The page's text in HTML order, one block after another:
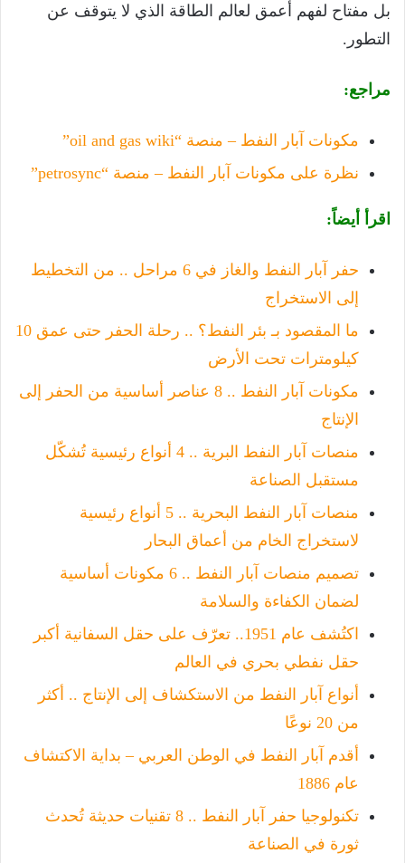
بل مفتاح لفهم أعمق لعالم الطاقة الذي لا يتوقف عن
التطور.
مراجع:
مكونات آبار النفط – منصة “oil and gas wiki”
نظرة على مكونات آبار النفط – منصة “petrosync”
اقرأ أيضاً:
حفر آبار النفط والغاز في 6 مراحل .. من التخطيط
إلى الاستخراج
ما المقصود بـ بئر النفط؟ .. رحلة الحفر حتى عمق 10
كيلومترات تحت الأرض
مكونات آبار النفط .. 8 عناصر أساسية من الحفر إلى
الإنتاج
منصات آبار النفط البرية .. 4 أنواع رئيسية تُشكّل
مستقبل الصناعة
منصات آبار النفط البحرية .. 5 أنواع رئيسية
لاستخراج الخام من أعماق البحار
تصميم منصات آبار النفط .. 6 مكونات أساسية
لضمان الكفاءة والسلامة
اكتُشف عام 1951.. تعرّف على حقل السفانية أكبر
حقل نفطي بحري في العالم
أنواع آبار النفط من الاستكشاف إلى الإنتاج .. أكثر
من 20 نوعًا
أقدم آبار النفط في الوطن العربي – بداية الاكتشاف
عام 1886
تكنولوجيا حفر آبار النفط .. 8 تقنيات حديثة تُحدث
ثورة في الصناعة